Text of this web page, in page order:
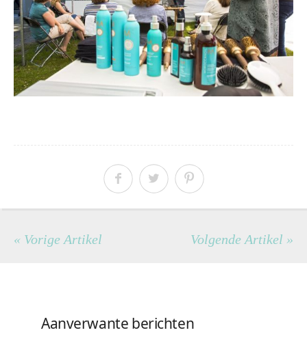
« Vorige Artikel Volgende Artikel »
Aanverwante berichten